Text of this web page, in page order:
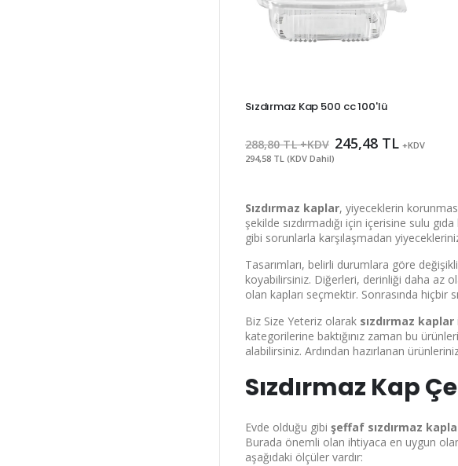
Sızdırmaz Kap 500 cc 100'lü
288,80 TL +KDV 245,48 TL +KDV
294,58 TL (KDV Dahil)
Sızdırmaz kaplar, yiyeceklerin
şekilde sızdırmadığı için içerisine sulu
gibi sorunlarla karşılaşmadan
Tasarımları, belirli durumlara göre
koyabilirsiniz. Diğerleri, derinliği daha az
olan kapları seçmektir. Sonrasında hiçbir
Biz Size Yeteriz olarak sızdırmaz kaplar
kategorilerine baktığınız zaman bu
alabilirsiniz. Ardından hazırlanan
Sızdırmaz Kap
Evde olduğu gibi şeffaf sızdırmaz
Burada önemli olan ihtiyaca en uygun
aşağıdaki ölçüler vardır: